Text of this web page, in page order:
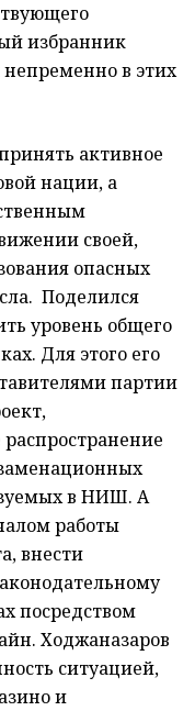
избранник
в этих
активное
нации, а
своей,
опасных
Поделился
уровень общего
Для этого его
партии
в НИШ. А
работы
внести
посредством
Ходжаназаров
ситуацией,
и